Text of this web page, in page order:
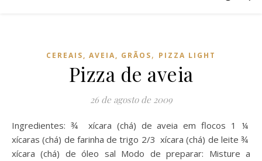
CEREAIS, AVEIA, GRÃOS, PIZZA LIGHT
Pizza de aveia
26 de agosto de 2009
Ingredientes: ¾ xícara (chá) de aveia em flocos 1 ¼
xícaras (chá) de farinha de trigo 2/3 xícara (chá) de leite ¾
xícara (chá) de óleo sal Modo de preparar: Misture a